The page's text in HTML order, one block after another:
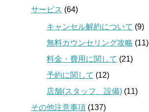
サービス (64)
キャンセル解約について (9)
無料カウンセリング攻略 (11)
料金・費用に関して (21)
予約に関して (12)
店舗(スタッフ、設備) (11)
その他注意事項 (137)